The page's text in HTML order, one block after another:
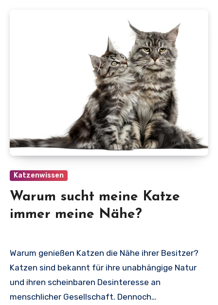
Katzenwissen
Warum sucht meine Katze
immer meine Nähe?
Warum genießen Katzen die Nähe ihrer Besitzer?
Katzen sind bekannt für ihre unabhängige Natur
und ihren scheinbaren Desinteresse an
menschlicher Gesellschaft. Dennoch…